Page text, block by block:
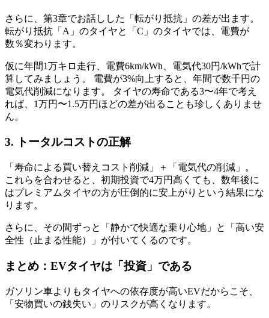
さらに、第3章でお話しした「転がり抵抗」の差が出ます。
転がり抵抗「A」のタイヤと「C」のタイヤでは、電費が
数％変わります。
仮に年間1万キロ走行、電費6km/kWh、電気代30円/kWhで計
算してみましょう。 電費が3%向上すると、年間で数千円の
電気代削減になります。 タイヤの寿命である3〜4年で考え
れば、1万円〜1.5万円ほどの差が出ることも珍しくありませ
ん。
3. トータルコストの正解
「寿命による買い替えコスト削減」＋「電気代の削減」。
これらを合わせると、初期投資で4万円高くても、数年後に
はプレミアムタイヤの方が圧倒的に安上がりという結果にな
ります。
さらに、その間ずっと「静かで快適な乗り心地」と「高い安
全性（止まる性能）」が付いてくるのです。
まとめ：EVタイヤは「投資」である
ガソリン車よりもタイヤへの依存度が高いEVだからこそ、
「安物買いの銭失い」のリスクが高くなります。